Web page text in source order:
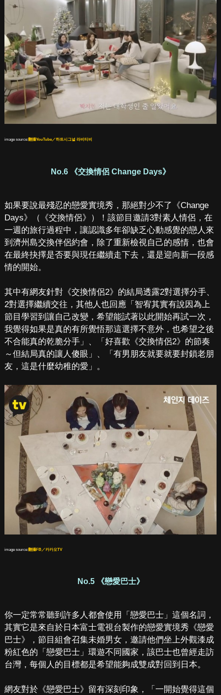
image source:翻攝YouTube／하트시그널 라비티비
No.6 《交換情侶 Change Days》
如果要說最殘忍的戀愛實境秀，那絕對少不了《Change
Days》（《交換情侶》）！該節目邀請3對素人情侶，在
一週的旅行過程中，讓認識多年卻缺乏心動感覺的戀人來
到濟州島交換伴侶約會，除了重新檢視自己的感情，也會
在最終抉擇是否要與現任繼續走下去，還是迎向新一段感
情的開始。
其中有網友針對《交換情侶2》的結局透露2對選擇分手、
2對選擇繼續交往，其他人也回應「智宥其實有說因為上
節目學習到讓自己改變，希望能試著以此開始再試一次，
我覺得如果是真的有所覺悟那這選擇不意外，也希望之後
不合能真的乾脆分手」、「好喜歡《交換情侶2》的節奏
～但結局真的讓人傻眼」、「有男朋友就要就要封鎖老朋
友，這是什麼幼稚的愛」。
image source:翻攝FB／카카오TV
No.5 《戀愛巴士》
你一定常常聽到許多人都會使用「戀愛巴士」這個名詞，
其實它是來自於日本富士電視台製作的戀愛實境秀《戀愛
巴士》，節目組會召集未婚男女，邀請他們坐上外觀漆成
粉紅色的「戀愛巴士」環遊不同國家，該巴士也曾經走訪
台灣，每個人的目標都是希望能夠成雙成對回到日本。
網友對於《戀愛巴士》留有深刻印象，「一開始覺得這個